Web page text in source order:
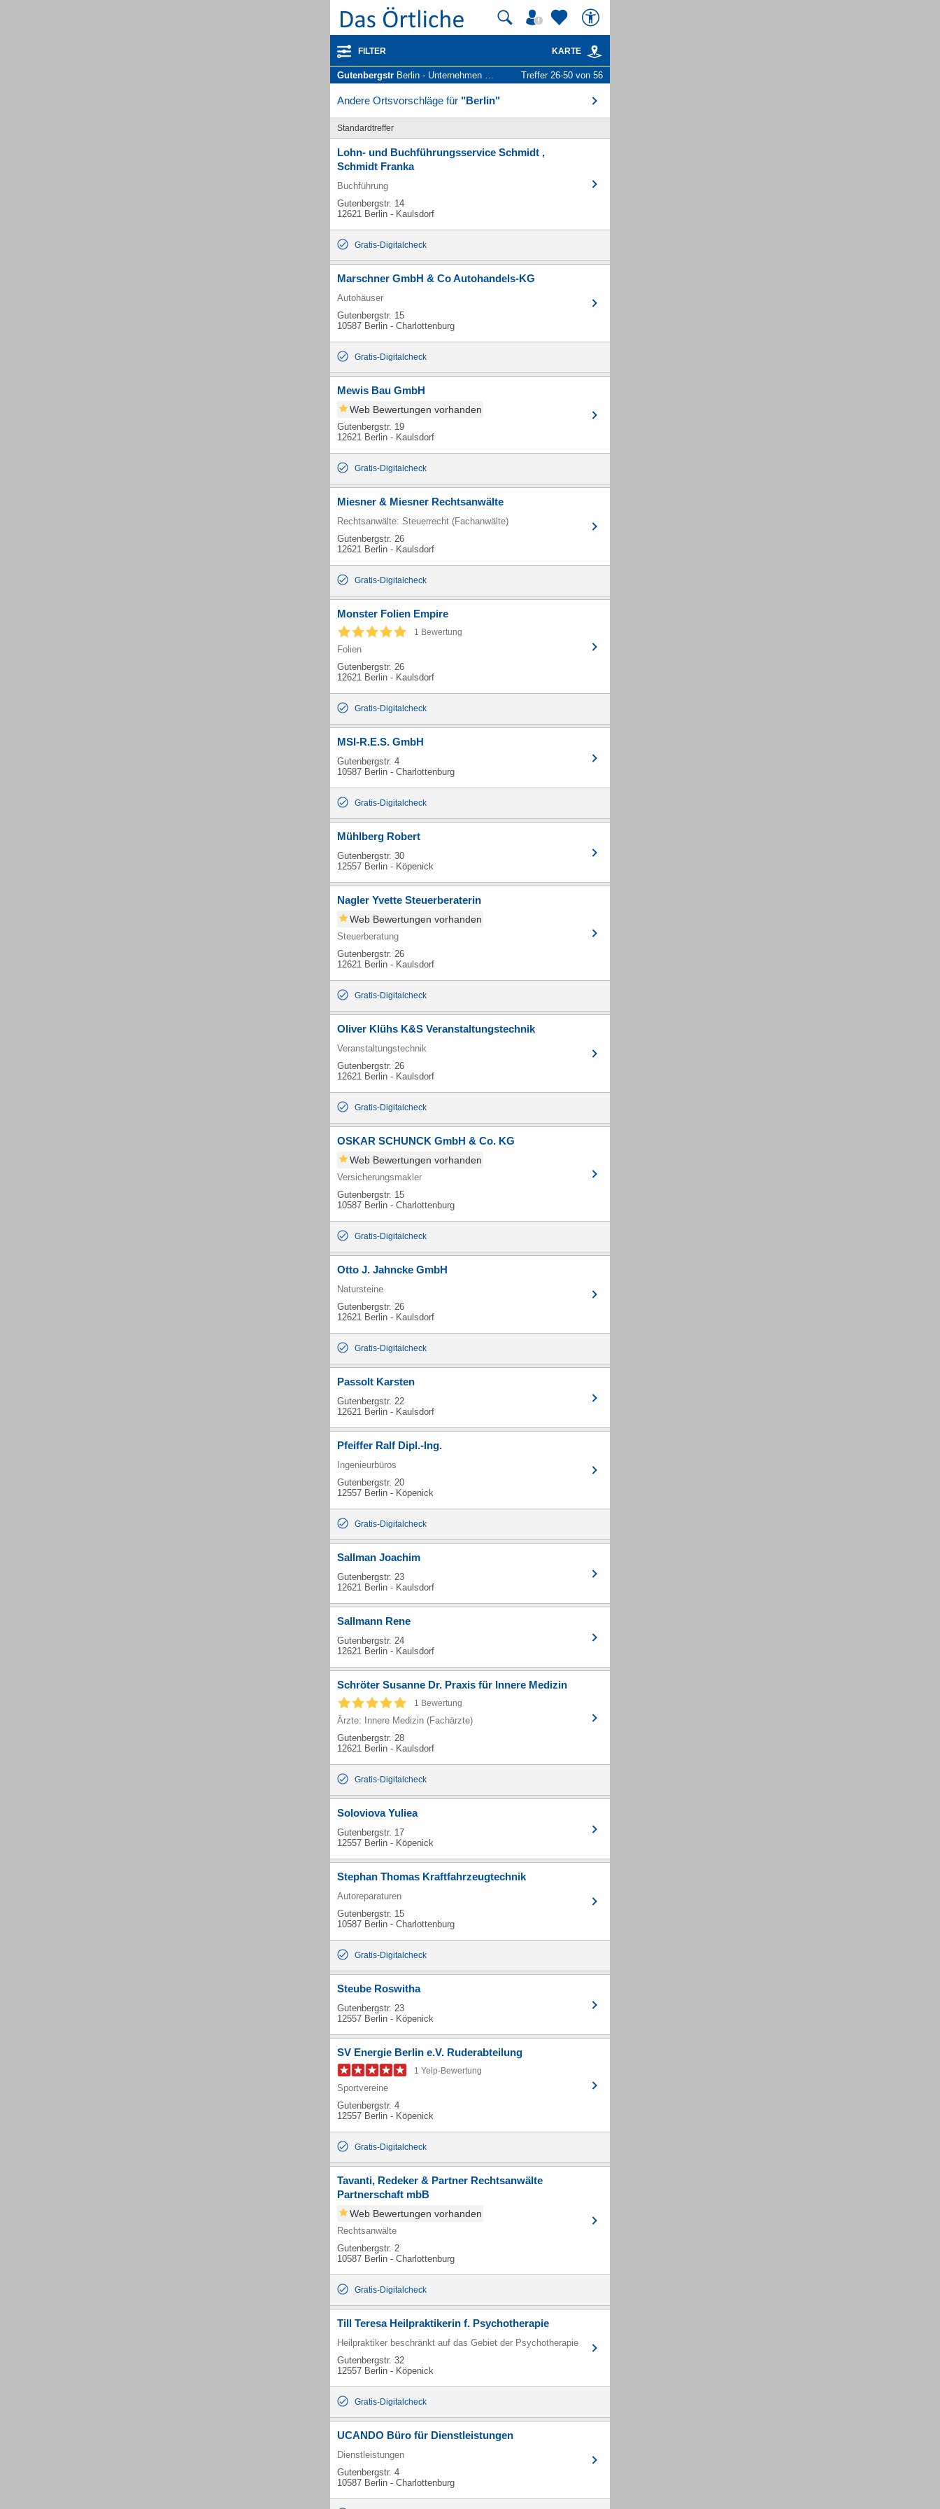
FILTER KARTE
Gutenbergstr Berlin - Unternehmen und Personen Treffer 26-50 von 56
Andere Ortsvorschläge für "Berlin"
Standardtreffer
Lohn- und Buchführungsservice Schmidt ,
Schmidt Franka
Buchführung
Gutenbergstr. 14
12621 Berlin - Kaulsdorf
Gratis-Digitalcheck
Marschner GmbH & Co Autohandels-KG
Autohäuser
Gutenbergstr. 15
10587 Berlin - Charlottenburg
Gratis-Digitalcheck
Mewis Bau GmbH
Web Bewertungen vorhanden
Gutenbergstr. 19
12621 Berlin - Kaulsdorf
Gratis-Digitalcheck
Miesner & Miesner Rechtsanwälte
Rechtsanwälte: Steuerrecht (Fachanwälte)
Gutenbergstr. 26
12621 Berlin - Kaulsdorf
Gratis-Digitalcheck
Monster Folien Empire
1 Bewertung
Folien
Gutenbergstr. 26
12621 Berlin - Kaulsdorf
Gratis-Digitalcheck
MSI-R.E.S. GmbH
Gutenbergstr. 4
10587 Berlin - Charlottenburg
Gratis-Digitalcheck
Mühlberg Robert
Gutenbergstr. 30
12557 Berlin - Köpenick
Nagler Yvette Steuerberaterin
Web Bewertungen vorhanden
Steuerberatung
Gutenbergstr. 26
12621 Berlin - Kaulsdorf
Gratis-Digitalcheck
Oliver Klühs K&S Veranstaltungstechnik
Veranstaltungstechnik
Gutenbergstr. 26
12621 Berlin - Kaulsdorf
Gratis-Digitalcheck
OSKAR SCHUNCK GmbH & Co. KG
Web Bewertungen vorhanden
Versicherungsmakler
Gutenbergstr. 15
10587 Berlin - Charlottenburg
Gratis-Digitalcheck
Otto J. Jahncke GmbH
Natursteine
Gutenbergstr. 26
12621 Berlin - Kaulsdorf
Gratis-Digitalcheck
Passolt Karsten
Gutenbergstr. 22
12621 Berlin - Kaulsdorf
Pfeiffer Ralf Dipl.-Ing.
Ingenieurbüros
Gutenbergstr. 20
12557 Berlin - Köpenick
Gratis-Digitalcheck
Sallman Joachim
Gutenbergstr. 23
12621 Berlin - Kaulsdorf
Sallmann Rene
Gutenbergstr. 24
12621 Berlin - Kaulsdorf
Schröter Susanne Dr. Praxis für Innere Medizin
1 Bewertung
Ärzte: Innere Medizin (Fachärzte)
Gutenbergstr. 28
12621 Berlin - Kaulsdorf
Gratis-Digitalcheck
Soloviova Yuliea
Gutenbergstr. 17
12557 Berlin - Köpenick
Stephan Thomas Kraftfahrzeugtechnik
Autoreparaturen
Gutenbergstr. 15
10587 Berlin - Charlottenburg
Gratis-Digitalcheck
Steube Roswitha
Gutenbergstr. 23
12557 Berlin - Köpenick
SV Energie Berlin e.V. Ruderabteilung
1 Yelp-Bewertung
Sportvereine
Gutenbergstr. 4
12557 Berlin - Köpenick
Gratis-Digitalcheck
Tavanti, Redeker & Partner Rechtsanwälte
Partnerschaft mbB
Web Bewertungen vorhanden
Rechtsanwälte
Gutenbergstr. 2
10587 Berlin - Charlottenburg
Gratis-Digitalcheck
Till Teresa Heilpraktikerin f. Psychotherapie
Heilpraktiker beschränkt auf das Gebiet der Psychotherapie
Gutenbergstr. 32
12557 Berlin - Köpenick
Gratis-Digitalcheck
UCANDO Büro für Dienstleistungen
Dienstleistungen
Gutenbergstr. 4
10587 Berlin - Charlottenburg